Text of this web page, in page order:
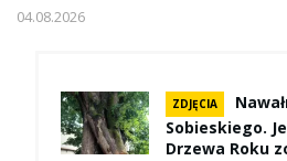
04.08.2026
ZDJĘCIA
Sobieskiego.
Drzewa Roku